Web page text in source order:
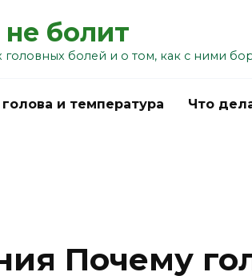
не болит
головных болей и о том, как с ними
и температура Что
Почему